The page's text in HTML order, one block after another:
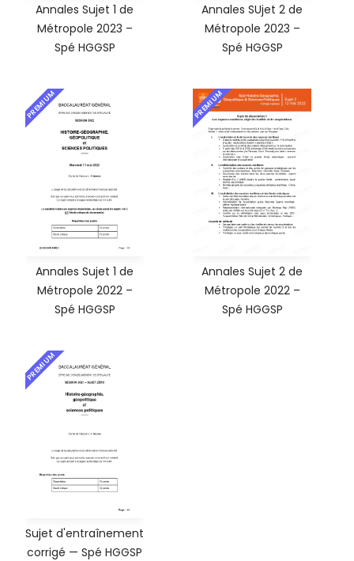
Annales Sujet 1 de
Métropole 2023 –
Spé HGGSP
Annales SUjet 2 de
Métropole 2023 –
Spé HGGSP
PREMIUM
Annales Sujet 1 de
Métropole 2022 –
Spé HGGSP
PREMIUM
Annales Sujet 2 de
Métropole 2022 –
Spé HGGSP
PREMIUM
Sujet d'entraînement
corrigé — Spé HGGSP